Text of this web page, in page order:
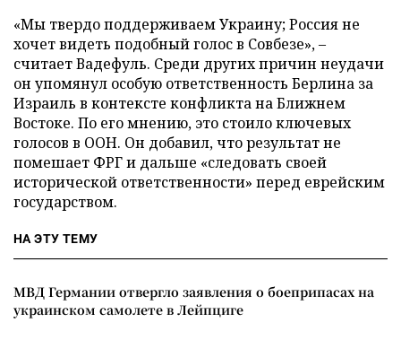
«Мы твердо поддерживаем Украину; Россия не
хочет видеть подобный голос в Совбезе», –
считает Вадефуль. Среди других причин неудачи
он упомянул особую ответственность Берлина за
Израиль в контексте конфликта на Ближнем
Востоке. По его мнению, это стоило ключевых
голосов в ООН. Он добавил, что результат не
помешает ФРГ и дальше «следовать своей
исторической ответственности» перед еврейским
государством.
НА ЭТУ ТЕМУ
МВД Германии отвергло заявления о боеприпасах на
украинском самолете в Лейпциге